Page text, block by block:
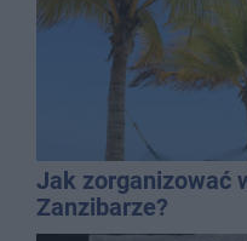
Jak zorganizować
Zanzibarze?